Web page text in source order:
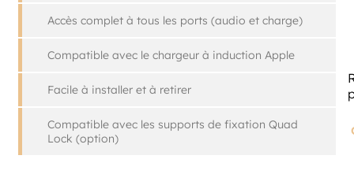
Accès complet à tous les ports (audio et charge)
Compatible avec le chargeur à induction Apple
Facile à installer et à retirer
Compatible avec les supports de fixation Quad
Lock (option)